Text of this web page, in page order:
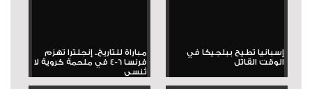
إسبانيا تطيح ببلجيكا في
الوقت القاتل
مباراة للتاريخ.. إنجلترا تهزم
فرنسا 6-4 في ملحمة كروية لا
تُنسى